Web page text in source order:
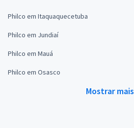
Philco em Itaquaquecetuba
Philco em Jundiaí
Philco em Mauá
Philco em Osasco
Mostrar mais